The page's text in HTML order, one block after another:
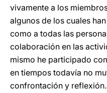
vivamente a los
algunos de los cuales
como a todas las
colaboración en las
mismo he participado
en tiempos todavía no
confrontación y